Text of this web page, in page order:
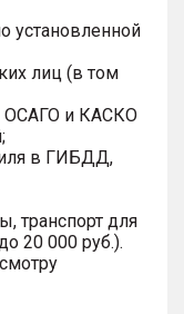
установленной
лиц (в том
ОСАГО и КАСКО
в ГИБДД,
транспорт для
20 000 руб.).